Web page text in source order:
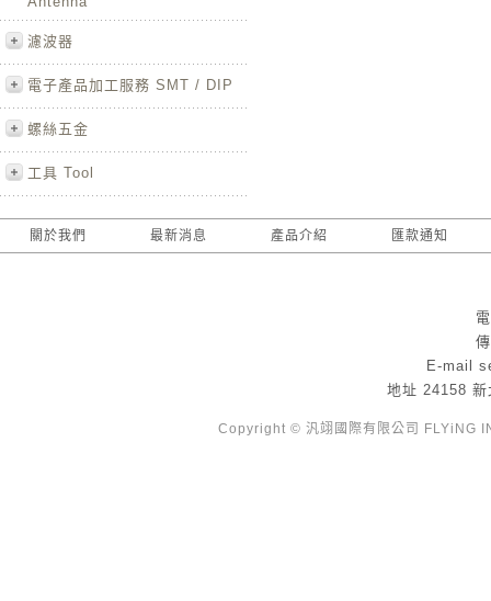
濾波器
電子產品加工服務 SMT / DIP
螺絲五金
工具 Tool
關於我們 最新消息 產品介紹 匯款通知
E-mail
地址 24158 新
Copyright © 汎翊國際有限公司 FLYiNG